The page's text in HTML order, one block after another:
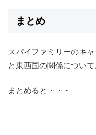
まとめ
スパイファミリーのキ
と東西国の関係について
まとめると・・・